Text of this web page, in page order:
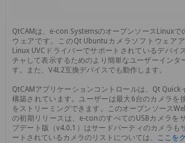
QtCAMは、e-con SystemsのオープンソースLinuxで
ウェアです。このQt Ubuntuカメラソフトウェア
Linux UVCドライバーでサポートされているデバイ
チャして表示するためのより簡単なユーザーインタ
す。また、V4L2互換デバイスでも動作します。
QtCAMアプリケーションコントロールは、Qt Quick
構築されています。ユーザーは最大6台のカメラを
をストリーミングできます。このオープンソース
の初期リリースは、e-conのすべてのUSBカメラを
プデート版（v4.0.1）はサードパーティのカメラも
ートされているカメラのリストについては、 ここを